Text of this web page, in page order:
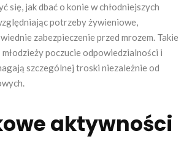
się, jak dbać o konie w chłodniejszych
potrzeby żywieniowe,
zabezpieczenie przed mrozem. Takie
poczucie odpowiedzialności i
szczególnej troski niezależnie od
aktywności